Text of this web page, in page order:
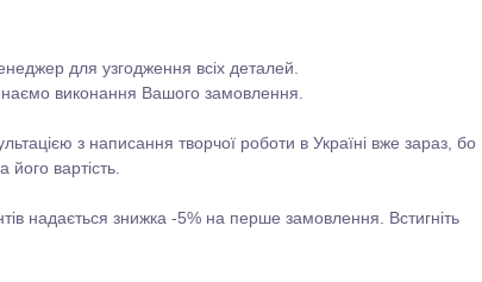
для узгодження всіх деталей.
виконання Вашого замовлення.
з написання творчої роботи в Україні вже зараз, бо
вартість.
надається знижка -5% на перше замовлення. Встигніть